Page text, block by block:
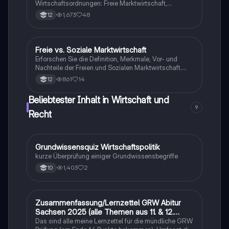
Wirtschaftsordnungen: Freie Marktwirtschaft,
Zentralverwaltungswirtschaft und Soziale
Marktwirtschaft. Diese Zusammenfassung behandelt
der Individuen. Ideal für Studierende der
Wirtschaftswissenschaften, die ein tiefes Verständnis
für wirtschaftliche Systeme entwickeln möchten.
12 1,673 48
Wirtschaft und Recht
Freie vs. Soziale Marktwirtschaft
Erforschen Sie die Definition, Merkmale, Vor- und
Nachteile der Freien und Sozialen Marktwirtschaft.
Diese Zusammenfassung bietet einen klaren
Vergleich der beiden Wirtschaftsmodelle und deren
Auswirkungen auf Wettbewerb, soziale Sicherheit und
individuelle Freiheit. Ideal für Studierende der
Wirtschaftswissenschaften.
12 861 14
Beliebtester Inhalt in Wirtschaft und
Recht
9
GWirtschaft und Recht
Grundwissensquiz Wirtschaftspolitik
kurze Überprüfung einiger Grundwissensbegriffe
10 1,403 2
Wirtschaft und Recht
Zusammenfassung/Lernzettel GRW Abitur
Sachsen 2025 (alle Themen aus 11. & 12.
Klasse)
Das sind alle meine Lernzettel für die mündliche GRW